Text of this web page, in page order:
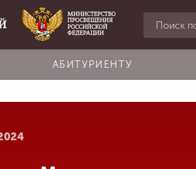
АБИТУРИЕНТУ